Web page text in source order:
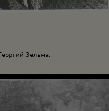
Зельма.